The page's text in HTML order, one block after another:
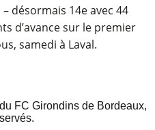
désormais 14e avec 44
d’avance sur le premier
samedi à Laval.
FC Girondins de Bordeaux,